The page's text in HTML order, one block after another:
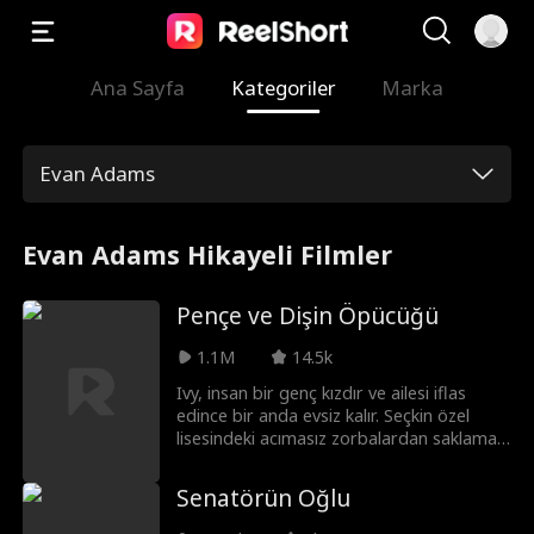
Ana Sayfa Kategoriler Marka
Evan Adams
Evan Adams Hikayeli Filmler
Pençe ve Dişin Öpücüğü
1.1M
14.5k
Ivy, insan bir genç kızdır ve ailesi iflas
edince bir anda evsiz kalır. Seçkin özel
lisesindeki acımasız zorbalardan saklamak
arabasında yaşamak zorunda kalır. Bir
gün, hem kurt adam varisi Sebastian’ın
hem de vampir prensi Zane’in kader eşi
Senatörün Oğlu